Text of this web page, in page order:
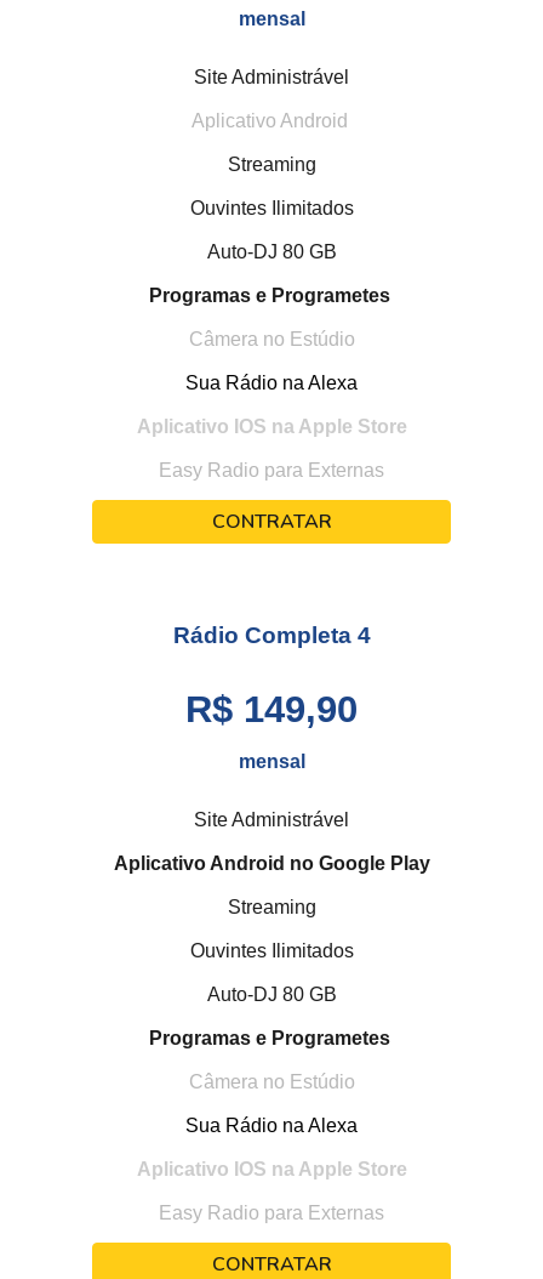
mensal
Site Administrável
Aplicativo Android
Streaming
Ouvintes Ilimitados
Auto-DJ 80 GB
Programas e Programetes
Câmera no Estúdio
Sua Rádio na Alexa
Aplicativo IOS na Apple Store
Easy Radio para Externas
CONTRATAR
Rádio Completa 4
R$ 149,90
mensal
Site Administrável
Aplicativo Android no Google Play
Streaming
Ouvintes Ilimitados
Auto-DJ 80 GB
Programas e Programetes
Câmera no Estúdio
Sua Rádio na Alexa
Aplicativo IOS na Apple Store
Easy Radio para Externas
CONTRATAR